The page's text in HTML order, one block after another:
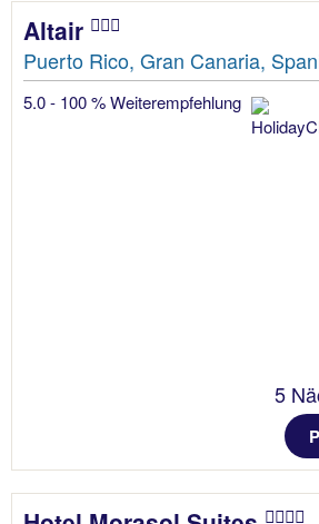
Altair
Puerto Rico, Gran Canaria,
5.0 - 100 % Weiterempfehlung
5